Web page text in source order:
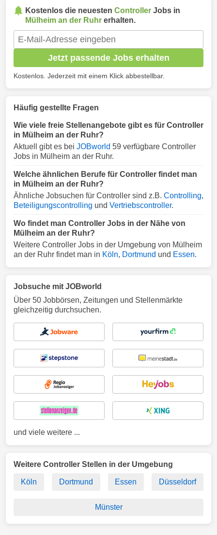
Kostenlos die neuesten Controller Jobs in
Mülheim an der Ruhr erhalten.
Jetzt passende Jobs erhalten
Kostenlos. Jederzeit mit einem Klick abbestellbar.
Häufig gestellte Fragen
Wie viele freie Stellenangebote gibt es für Controller
in Mülheim an der Ruhr?
Aktuell gibt es bei JOBworld 59 verfügbare Controller
Jobs in Mülheim an der Ruhr.
Welche ähnlichen Berufe für Controller findet man
in Mülheim an der Ruhr?
Ähnliche Jobsuchen für Controller sind z.B. Controlling,
Beteiligungscontrolling und Vertriebscontroller.
Wo findet man Controller Jobs in der Nähe von
Mülheim an der Ruhr?
Weitere Controller Jobs in der Umgebung von Mülheim
an der Ruhr findet man in Köln, Dortmund und Essen.
Jobsuche mit JOBworld
Über 50 Jobbörsen, Zeitungen und Stellenmärkte
gleichzeitig durchsuchen.
und viele weitere ...
Weitere Controller Stellen in der Umgebung
Köln Dortmund Essen Düsseldorf
Münster